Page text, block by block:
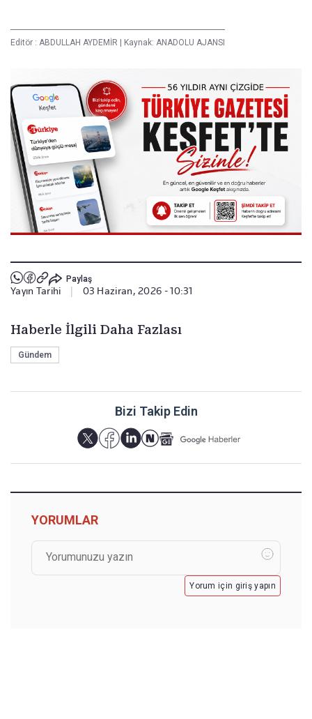
Editör : ABDULLAH AYDEMİR | Kaynak: ANADOLU AJANSI
Paylaş
Yayın Tarihi 03 Haziran, 2026 - 10:31
Haberle İlgili Daha Fazlası
Gündem
Bizi Takip Edin
YORUMLAR
Yorum için giriş yapın